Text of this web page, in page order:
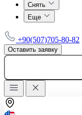
Снять
Еще
+90(507)705-80-82
Оставить заявку